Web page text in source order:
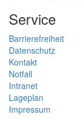
Service
Barrierefreiheit
Datenschutz
Kontakt
Notfall
Intranet
Lageplan
Impressum